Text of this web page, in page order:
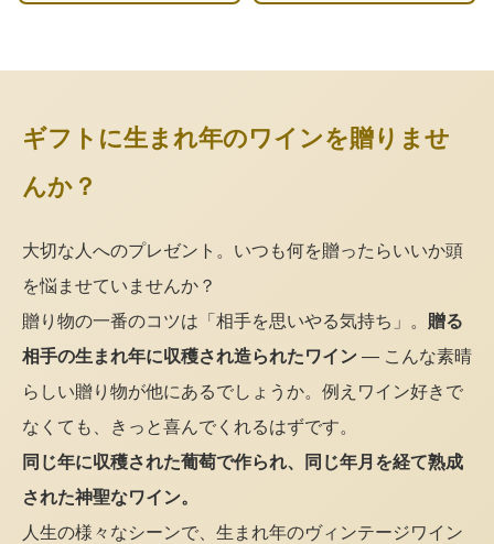
ギフトに生まれ年のワインを贈りませ
んか？
大切な人へのプレゼント。いつも何を贈ったらいいか頭
を悩ませていませんか？
贈り物の一番のコツは「相手を思いやる気持ち」。 贈る
相手の生まれ年に収穫され造られたワイン — こんな素晴
らしい贈り物が他にあるでしょうか。例えワイン好きで
なくても、きっと喜んでくれるはずです。
同じ年に収穫された葡萄で作られ、同じ年月を経て熟成
された神聖なワイン。
人生の様々なシーンで、生まれ年のヴィンテージワイン